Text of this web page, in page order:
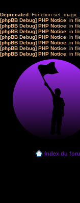
Deprecated: Function
[phpBB Debug] PHP Notice: in
[phpBB Debug] PHP Notice: in
[phpBB Debug] PHP Notice: in
[phpBB Debug] PHP Notice: in
[phpBB Debug] PHP Notice: in
[phpBB Debug] PHP Notice: in
[phpBB Debug] PHP Notice: in
Index du